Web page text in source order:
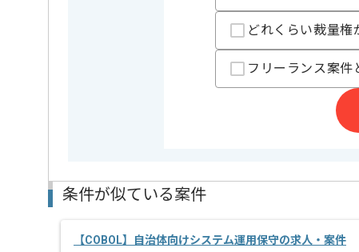
過去の実務経験を活かしたい方におすすめです。
どれくらい裁量権
フリーランス案件
条件が似ている案件
【COBOL】自治体向けシステム運用保守の求人・案件